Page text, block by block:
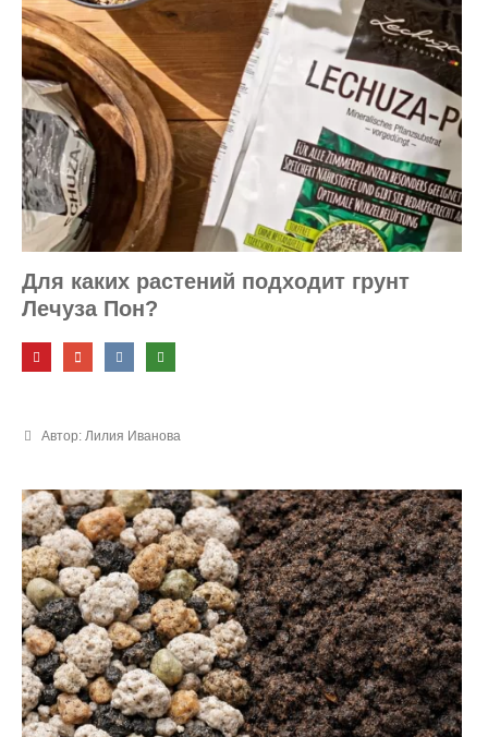
Для каких растений подходит грунт
Лечуза Пон?
Автор: Лилия Иванова
и идеи